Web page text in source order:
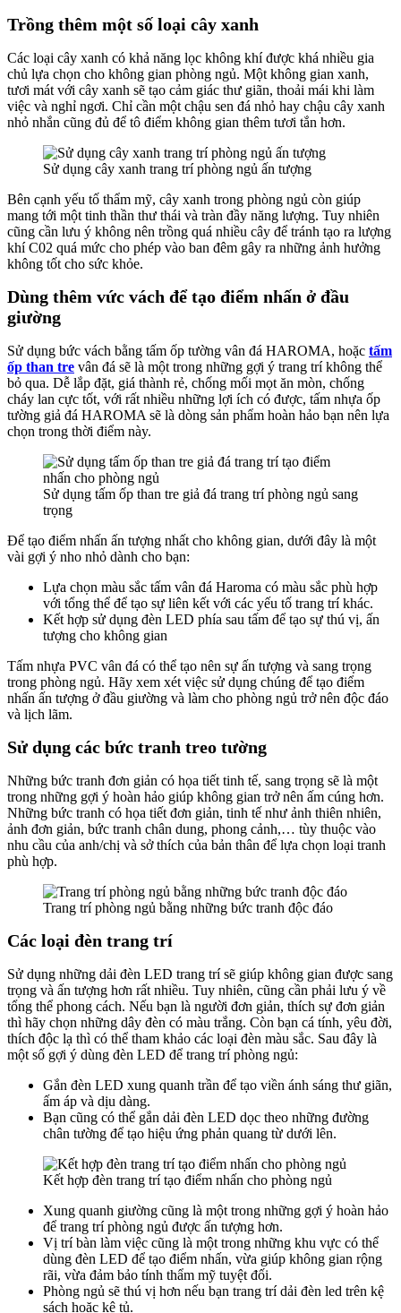
Trồng thêm một số loại cây xanh
Các loại cây xanh có khả năng lọc không khí được khá nhiều gia
chủ lựa chọn cho không gian phòng ngủ. Một không gian xanh,
tươi mát với cây xanh sẽ tạo cảm giác thư giãn, thoải mái khi làm
việc và nghỉ ngơi. Chỉ cần một chậu sen đá nhỏ hay chậu cây xanh
nhỏ nhắn cũng đủ để tô điểm không gian thêm tươi tắn hơn.
Sử dụng cây xanh trang trí phòng ngủ ấn tượng
Bên cạnh yếu tố thẩm mỹ, cây xanh trong phòng ngủ còn giúp
mang tới một tinh thần thư thái và tràn đầy năng lượng. Tuy nhiên
cũng cần lưu ý không nên trồng quá nhiều cây để tránh tạo ra lượng
khí C02 quá mức cho phép vào ban đêm gây ra những ảnh hưởng
không tốt cho sức khỏe.
Dùng thêm vức vách để tạo điểm nhấn ở đầu
giường
Sử dụng bức vách bằng tấm ốp tường vân đá HAROMA, hoặc tấm
ốp than tre vân đá sẽ là một trong những gợi ý trang trí không thể
bỏ qua. Dễ lắp đặt, giá thành rẻ, chống mối mọt ăn mòn, chống
cháy lan cực tốt, với rất nhiều những lợi ích có được, tấm nhựa ốp
tường giả đá HAROMA sẽ là dòng sản phẩm hoàn hảo bạn nên lựa
chọn trong thời điểm này.
Sử dụng tấm ốp than tre giả đá trang trí phòng ngủ sang
trọng
Để tạo điểm nhấn ấn tượng nhất cho không gian, dưới đây là một
vài gợi ý nho nhỏ dành cho bạn:
Lựa chọn màu sắc tấm vân đá Haroma có màu sắc phù hợp
với tổng thể để tạo sự liên kết với các yếu tố trang trí khác.
Kết hợp sử dụng đèn LED phía sau tấm để tạo sự thú vị, ấn
tượng cho không gian
Tấm nhựa PVC vân đá có thể tạo nên sự ấn tượng và sang trọng
trong phòng ngủ. Hãy xem xét việc sử dụng chúng để tạo điểm
nhấn ấn tượng ở đầu giường và làm cho phòng ngủ trở nên độc đáo
và lịch lãm.
Sử dụng các bức tranh treo tường
Những bức tranh đơn giản có họa tiết tinh tế, sang trọng sẽ là một
trong những gợi ý hoàn hảo giúp không gian trở nên ấm cúng hơn.
Những bức tranh có họa tiết đơn giản, tinh tế như ảnh thiên nhiên,
ảnh đơn giản, bức tranh chân dung, phong cảnh,… tùy thuộc vào
nhu cầu của anh/chị và sở thích của bản thân để lựa chọn loại tranh
phù hợp.
Trang trí phòng ngủ bằng những bức tranh độc đáo
Các loại đèn trang trí
Sử dụng những dải đèn LED trang trí sẽ giúp không gian được sang
trọng và ấn tượng hơn rất nhiều. Tuy nhiên, cũng cần phải lưu ý về
tổng thể phong cách. Nếu bạn là người đơn giản, thích sự đơn giản
thì hãy chọn những dây đèn có màu trắng. Còn bạn cá tính, yêu đời,
thích độc lạ thì có thể tham khảo các loại đèn màu sắc. Sau đây là
một số gợi ý dùng đèn LED để trang trí phòng ngủ:
Gắn đèn LED xung quanh trần để tạo viền ánh sáng thư giãn,
ấm áp và dịu dàng.
Bạn cũng có thể gắn dải đèn LED dọc theo những đường
chân tường để tạo hiệu ứng phản quang từ dưới lên.
Kết hợp đèn trang trí tạo điểm nhấn cho phòng ngủ
Xung quanh giường cũng là một trong những gợi ý hoàn hảo
để trang trí phòng ngủ được ấn tượng hơn.
Vị trí bàn làm việc cũng là một trong những khu vực có thể
dùng đèn LED để tạo điểm nhấn, vừa giúp không gian rộng
rãi, vừa đảm bảo tính thẩm mỹ tuyệt đối.
Phòng ngủ sẽ thú vị hơn nếu bạn trang trí dải đèn led trên kệ
sách hoặc kệ tủ.